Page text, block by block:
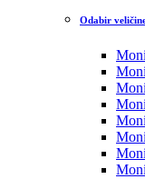
Odabir